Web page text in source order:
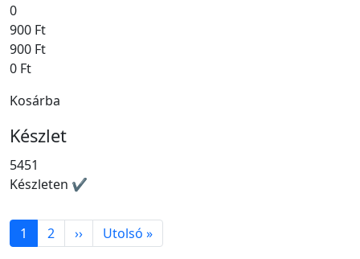
0
900 Ft
900 Ft
0 Ft
Kosárba
Készlet
5451
Készleten ✔
Oldalszámozás
1 2 ››Következő oldal
Utolsó »Utolsó oldal